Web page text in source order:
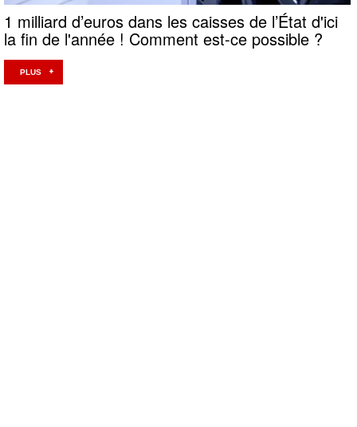
1 milliard d’euros dans les caisses de l’État d'ici
la fin de l'année ! Comment est-ce possible ?
PLUS